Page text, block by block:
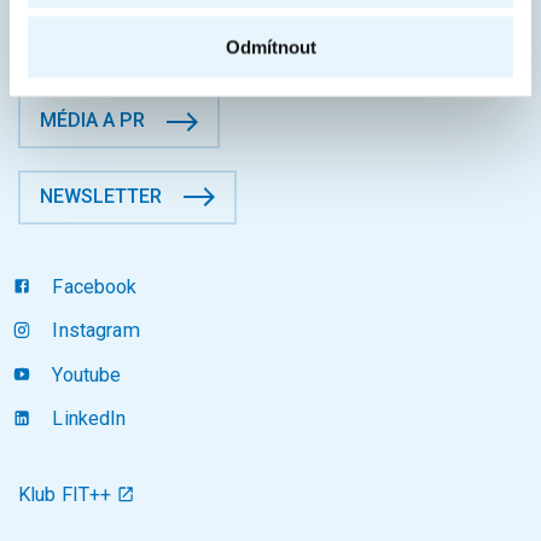
Odmítnout
MÉDIA A PR
NEWSLETTER
Facebook
Instagram
Youtube
LinkedIn
Klub FIT++